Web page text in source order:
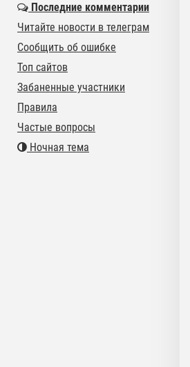
Последние комментарии
Читайте новости в телеграм
Сообщить об ошибке
Топ сайтов
Забаненные участники
Правила
Частые вопросы
Ночная тема